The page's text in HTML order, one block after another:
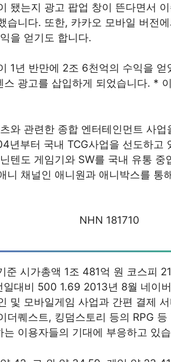
됐는지 광고 팝업 창이 뜬다면서
습니다. 또한, 카카오 모바일 버전
을 얻기도 합니다.
1년 반만에 2조 6천억의 수익을
스 광고를 삽입하게 되었습니다. *
와 관련한 종합 엔터테인먼트 사
년부터 국내 TCG사업을 선도하고
텐도 게임기와 SW를 국내 유통
니 채널인 애니원과 애니박스를 통
NHN 181710
시가총액 1조 481억 원 코스피
대비 500 1.69 2013년 8월 네이
및 모바일게임 사업과 간편 결제
더퀘스트, 킹덤스토리 등의 RPG
이용자들의 기대에 부응하고 있